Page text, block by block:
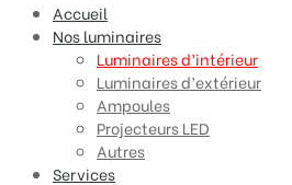
Accueil
Nos luminaires
Luminaires d’intérieur
Luminaires d’extérieur
Ampoules
Projecteurs LED
Autres
Services